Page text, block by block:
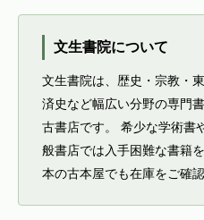
文生書院について
文生書院は、歴史・宗教・
済史など幅広い分野の専門
古書店です。 希少な学術書
般書店では入手困難な書籍
本の古本屋でも在庫をご確